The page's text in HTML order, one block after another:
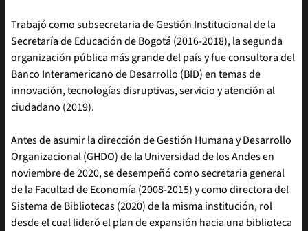
Trabajó como subsecretaria de Gestión Institucional de la
Secretaría de Educación de Bogotá (2016-2018), la segunda
organización pública más grande del país y fue consultora del
Banco Interamericano de Desarrollo (BID) en temas de
innovación, tecnologías disruptivas, servicio y atención al
ciudadano (2019).
Antes de asumir la dirección de Gestión Humana y Desarrollo
Organizacional (GHDO) de la Universidad de los Andes en
noviembre de 2020, se desempeñó como secretaria general
de la Facultad de Economía (2008-2015) y como directora del
Sistema de Bibliotecas (2020) de la misma institución, rol
desde el cual lideró el plan de expansión hacia una biblioteca